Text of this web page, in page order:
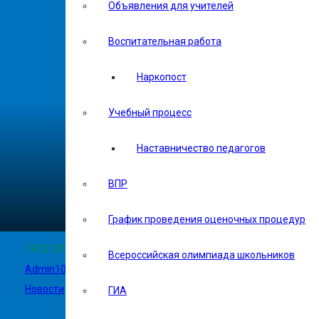
Объявления для учителей
Воспитательная работа
Наркопост
Учебный процесс
Наставничество педагогов
ВПР
График проведения оценочных процедур
Всероссийская олимпиада школьников
ГИА
18.02.2026
Admin102
Новости, Объявления для родителей